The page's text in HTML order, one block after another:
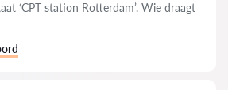
‘CPT station Rotterdam’. Wie draagt